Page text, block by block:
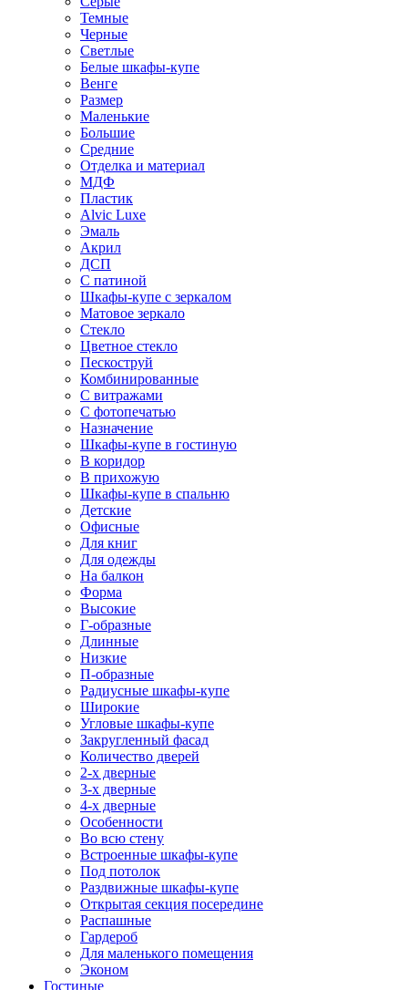
Темные
Черные
Светлые
Белые шкафы-купе
Венге
Размер
Маленькие
Большие
Средние
Отделка и материал
МДФ
Пластик
Alvic Luxe
Эмаль
Акрил
ДСП
С патиной
Шкафы-купе с зеркалом
Матовое зеркало
Стекло
Цветное стекло
Пескоструй
Комбинированные
С витражами
С фотопечатью
Назначение
Шкафы-купе в гостиную
В коридор
В прихожую
Шкафы-купе в спальню
Детские
Офисные
Для книг
Для одежды
На балкон
Форма
Высокие
Г-образные
Длинные
Низкие
П-образные
Радиусные шкафы-купе
Широкие
Угловые шкафы-купе
Закругленный фасад
Количество дверей
2-х дверные
3-х дверные
4-х дверные
Особенности
Во всю стену
Встроенные шкафы-купе
Под потолок
Раздвижные шкафы-купе
Открытая секция посередине
Распашные
Гардероб
Для маленького помещения
Эконом
Гостиные